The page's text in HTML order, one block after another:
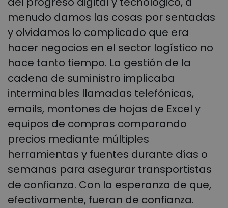
menudo damos las cosas por sentadas
y olvidamos lo complicado que era
hacer negocios en el sector logístico no
hace tanto tiempo. La gestión de la
cadena de suministro implicaba
interminables llamadas telefónicas,
emails, montones de hojas de Excel y
equipos de compras comparando
precios mediante múltiples
herramientas y fuentes durante días o
semanas para asegurar transportistas
de confianza. Con la esperanza de que,
efectivamente, fueran de confianza.